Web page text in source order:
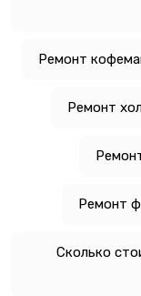
Ремонт
Ремонт
Ремонт
Сколько